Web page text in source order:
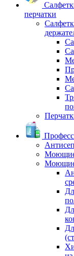
перчатки
Моющие
Моющие